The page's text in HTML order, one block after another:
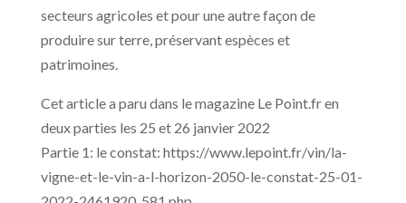
secteurs agricoles et pour une autre façon de
produire sur terre, préservant espèces et
patrimoines.
Cet article a paru dans le magazine Le Point.fr en
deux parties les 25 et 26 janvier 2022
Partie 1: le constat: https://www.lepoint.fr/vin/la-
vigne-et-le-vin-a-l-horizon-2050-le-constat-25-01-